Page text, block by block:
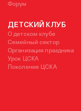
Форум
ДЕТСКИЙ КЛУБ
О детском клубе
Семейный сектор
Организация праздника
Урок ЦСКА
Поколение ЦСКА